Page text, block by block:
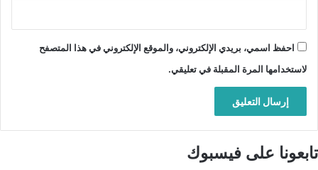
احفظ اسمي، بريدي الإلكتروني، والموقع الإلكتروني في هذا المتصفح
لاستخدامها المرة المقبلة في تعليقي.
تابعونا على فيسبوك